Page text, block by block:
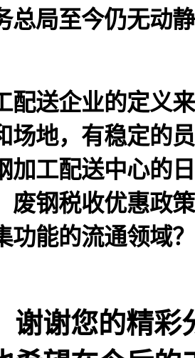
总局至今仍无动
配送企业的定义
场地，有稳定的
加工配送中心的
废钢税收优惠政
功能的流通领域
谢谢您的精彩